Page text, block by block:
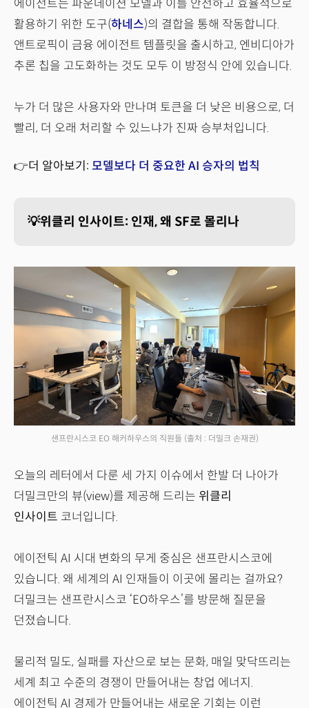
에이전트는 파운데이션 모델과 이를 안전하고 효율적으로
활용하기 위한 도구(하네스)의 결합을 통해 작동합니다.
앤트로픽이 금융 에이전트 템플릿을 출시하고, 엔비디아가
추론 칩을 고도화하는 것도 모두 이 방정식 안에 있습니다.
누가 더 많은 사용자와 만나며 토큰을 더 낮은 비용으로, 더
빨리, 더 오래 처리할 수 있느냐가 진짜 승부처입니다.
👉더 알아보기: 모델보다 더 중요한 AI 승자의 법칙
💡위클리 인사이트: 인재, 왜 SF로 몰리나
샌프란시스코 EO 해커하우스의 직원들 (출처 : 더밀크 손재권)
오늘의 레터에서 다룬 세 가지 이슈에서 한발 더 나아가
더밀크만의 뷰(view)를 제공해 드리는 위클리
인사이트 코너입니다.
에이전틱 AI 시대 변화의 무게 중심은 샌프란시스코에
있습니다. 왜 세계의 AI 인재들이 이곳에 몰리는 걸까요?
더밀크는 샌프란시스코 ‘EO하우스’를 방문해 질문을
던졌습니다.
물리적 밀도, 실패를 자산으로 보는 문화, 매일 맞닥뜨리는
세계 최고 수준의 경쟁이 만들어내는 창업 에너지.
에이전틱 AI 경제가 만들어내는 새로운 기회는 이런